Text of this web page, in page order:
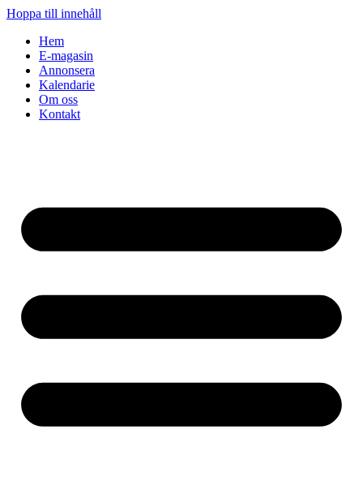
Hoppa till innehåll
Hem
E-magasin
Annonsera
Kalendarie
Om oss
Kontakt